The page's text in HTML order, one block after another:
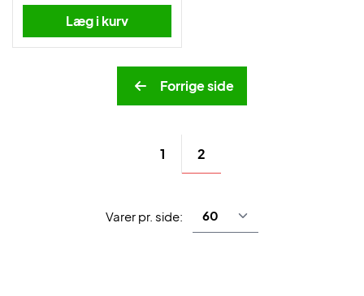
Læg i kurv
Forrige side
1 2
Varer pr. side: